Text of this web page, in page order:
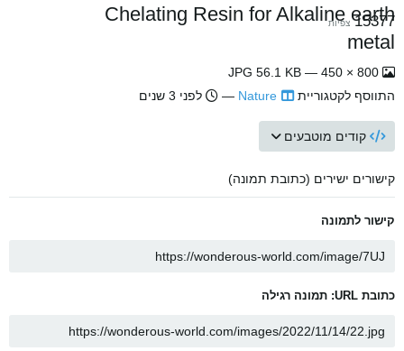
Chelating Resin for Alkaline earth
metal
15377 צפיות
התווסף לקטגוריית
Nature
— לפני 3 שנים
קודים מוטבעים
קישורים ישירים (כתובת תמונה)
קישור לתמונה
כתובת URL: תמונה רגילה